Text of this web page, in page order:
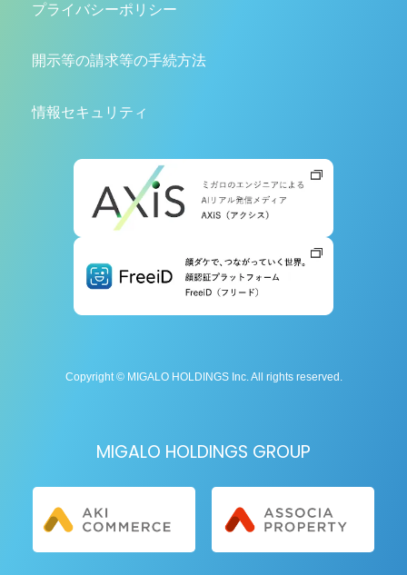
プライバシーポリシー
開示等の請求等の手続方法
情報セキュリティ
Copyright © MIGALO HOLDINGS Inc. All rights reserved.
MIGALO HOLDINGS GROUP